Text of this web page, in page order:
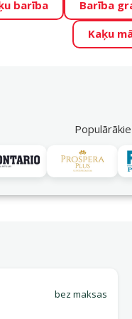
Dino Zoo piedāvā
“GADA ŪSAIŅI”!
barība Barība
Kaķu
Akciju
100 x 67 x 80 cm
bez maksas